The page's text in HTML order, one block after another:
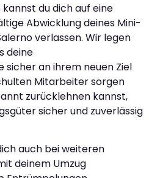
kannst du dich auf eine
Abwicklung deines Mini-
verlassen. Wir legen
deine
sicher an ihrem neuen Ziel
Mitarbeiter sorgen
zurücklehnen kannst,
sicher und zuverlässig
auch bei weiteren
deinem Umzug